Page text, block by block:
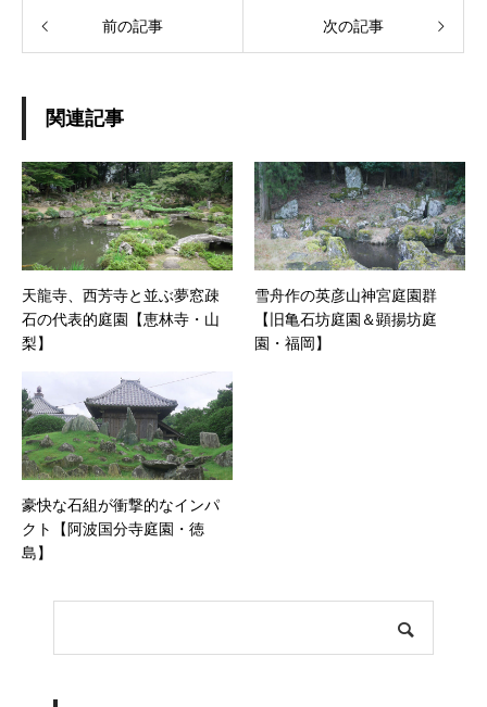
前の記事 次の記事
関連記事
天龍寺、西芳寺と並ぶ夢窓疎
石の代表的庭園【恵林寺・山
梨】
雪舟作の英彦山神宮庭園群
【旧亀石坊庭園＆顕揚坊庭
園・福岡】
豪快な石組が衝撃的なインパ
クト【阿波国分寺庭園・徳
島】